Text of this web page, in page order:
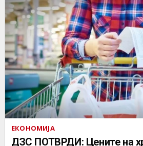
ЕКОНОМИЈА
ДЗС ПОТВРДИ: Цените на